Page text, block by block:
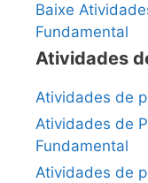
Baixe
Fundamental
Atividades
Atividades de
Atividades de
Fundamental
Atividades de